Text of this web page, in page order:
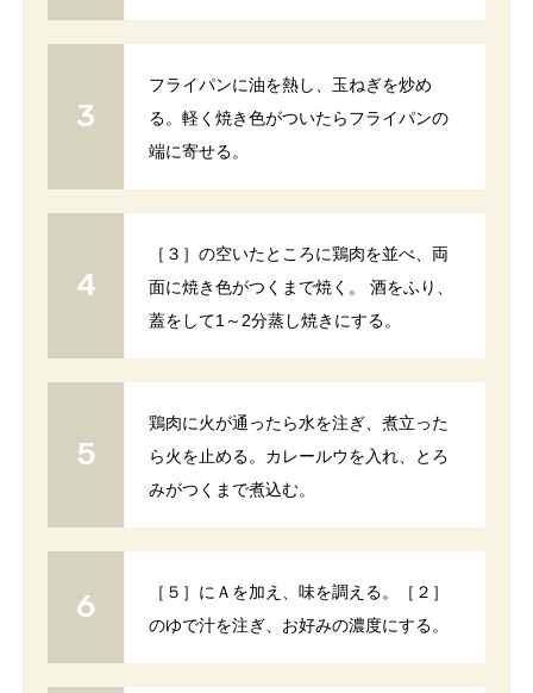
フライパンに油を熱し、玉ねぎを炒め
る。軽く焼き色がついたらフライパンの
端に寄せる。
［３］の空いたところに鶏肉を並べ、両
面に焼き色がつくまで焼く。 酒をふり、
蓋をして1～2分蒸し焼きにする。
鶏肉に火が通ったら水を注ぎ、煮立った
ら火を止める。カレールウを入れ、とろ
みがつくまで煮込む。
［５］にＡを加え、味を調える。［２］
のゆで汁を注ぎ、お好みの濃度にする。